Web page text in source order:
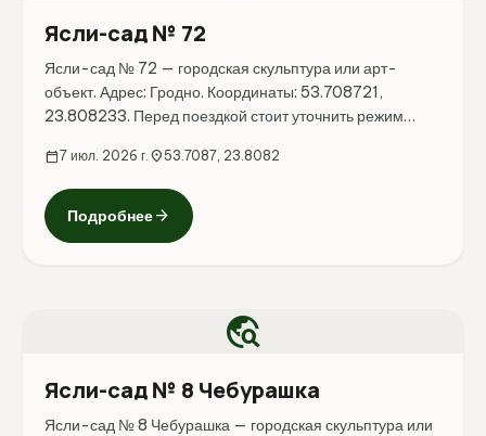
Ясли-сад № 72
Ясли-сад № 72 — городская скульптура или арт-
объект. Адрес: Гродно. Координаты: 53.708721,
23.808233. Перед поездкой стоит уточнить режим
на официальных ресурсах.
calendar_today7 июл. 2026 г. location_on53.7087, 23.8082
Подробнееarrow_forward
travel_explore
Ясли-сад № 8 Чебурашка
Ясли-сад № 8 Чебурашка — городская скульптура или